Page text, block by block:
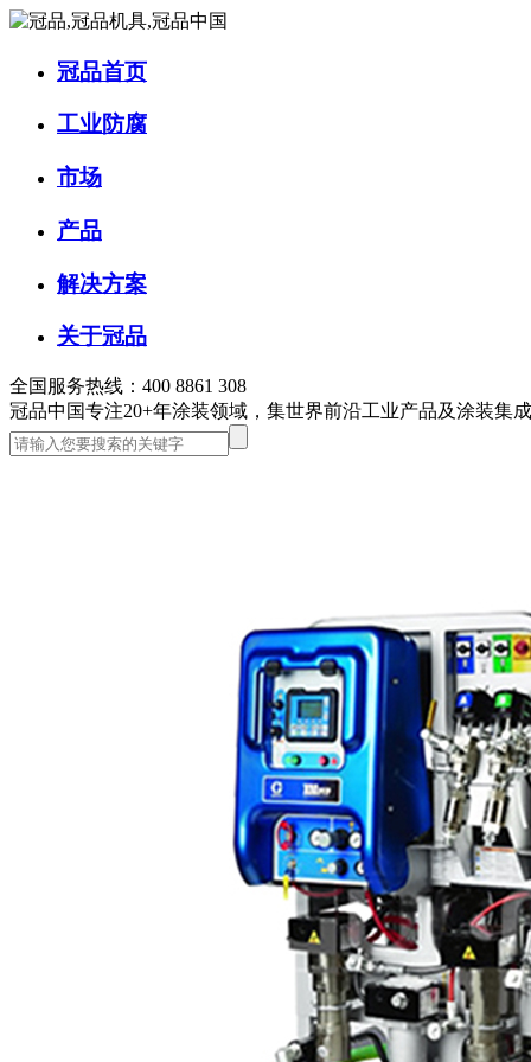
冠品首页
工业防腐
市场
产品
解决方案
关于冠品
全国服务热线：400 8861 308
冠品中国专注20+年涂装领域，集世界前沿工业产品及涂装集